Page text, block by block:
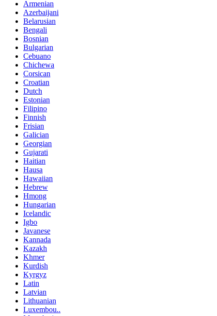
Armenian
Azerbaijani
Belarusian
Bengali
Bosnian
Bulgarian
Cebuano
Chichewa
Corsican
Croatian
Dutch
Estonian
Filipino
Finnish
Frisian
Galician
Georgian
Gujarati
Haitian
Hausa
Hawaiian
Hebrew
Hmong
Hungarian
Icelandic
Igbo
Javanese
Kannada
Kazakh
Khmer
Kurdish
Kyrgyz
Latin
Latvian
Lithuanian
Luxembou..